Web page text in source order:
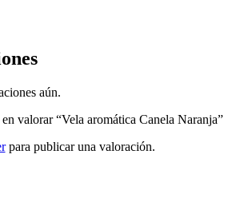
aún.
valorar “Vela aromática Canela Naranja”
para publicar una valoración.